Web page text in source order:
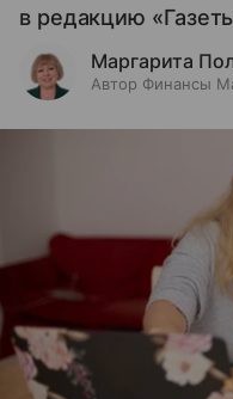
в редакцию
Маргарита
Автор Финансы